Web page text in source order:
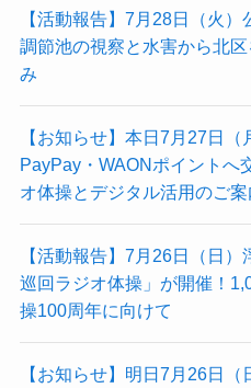
【活動報告】7月28日（火
調節池の視察と水害から北
み
【お知らせ】本日7月27日
PayPay・WAONポイントへ
オ体操とデジタル活用のご案
【活動報告】7月26日（日
巡回ラジオ体操」が開催！
操100周年に向けて
【お知らせ】明日7月26日